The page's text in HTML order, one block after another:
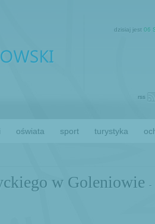
dzisiaj jest 06
rss
oświata sport turystyka
w Goleniowie -